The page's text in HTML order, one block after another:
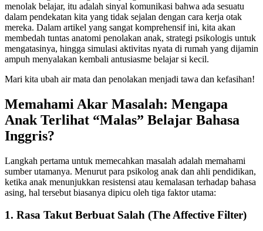
menolak belajar, itu adalah sinyal komunikasi bahwa ada sesuatu
dalam pendekatan kita yang tidak sejalan dengan cara kerja otak
mereka. Dalam artikel yang sangat komprehensif ini, kita akan
membedah tuntas anatomi penolakan anak, strategi psikologis untuk
mengatasinya, hingga simulasi aktivitas nyata di rumah yang dijamin
ampuh menyalakan kembali antusiasme belajar si kecil.
Mari kita ubah air mata dan penolakan menjadi tawa dan kefasihan!
Memahami Akar Masalah: Mengapa
Anak Terlihat “Malas” Belajar Bahasa
Inggris?
Langkah pertama untuk memecahkan masalah adalah memahami
sumber utamanya. Menurut para psikolog anak dan ahli pendidikan,
ketika anak menunjukkan resistensi atau kemalasan terhadap bahasa
asing, hal tersebut biasanya dipicu oleh tiga faktor utama:
1. Rasa Takut Berbuat Salah (The Affective Filter)